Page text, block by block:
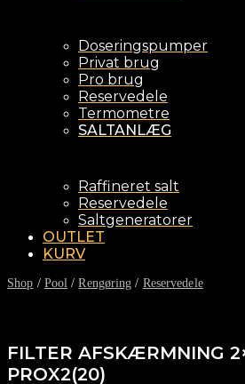
Doseringspumper
Privat brug
Pro brug
Reservedele
Termometre
SALTANLÆG
Raffineret salt
Reservedele
Saltgeneratorer
OUTLET
KURV
Shop / Pool /Rengøring / Reservedele
FILTER AFSKÆRMNING
PROX2(20)